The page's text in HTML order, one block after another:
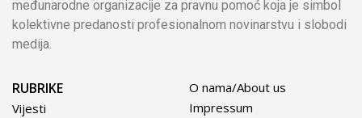
međunarodne organizacije za pravnu pomoć koja je simbol
kolektivne predanosti profesionalnom novinarstvu i slobodi
medija.
RUBRIKE
Vijesti
O nama/About us
Impressum